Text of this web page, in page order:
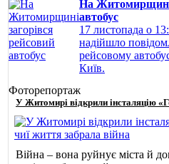
На Житомирщині
автобус
17 листопада о
надійшло
рейсовому
Київ.
Фоторепортаж
У Житомирі відкрили інсталяцію
Війна – вона руйнує міста й